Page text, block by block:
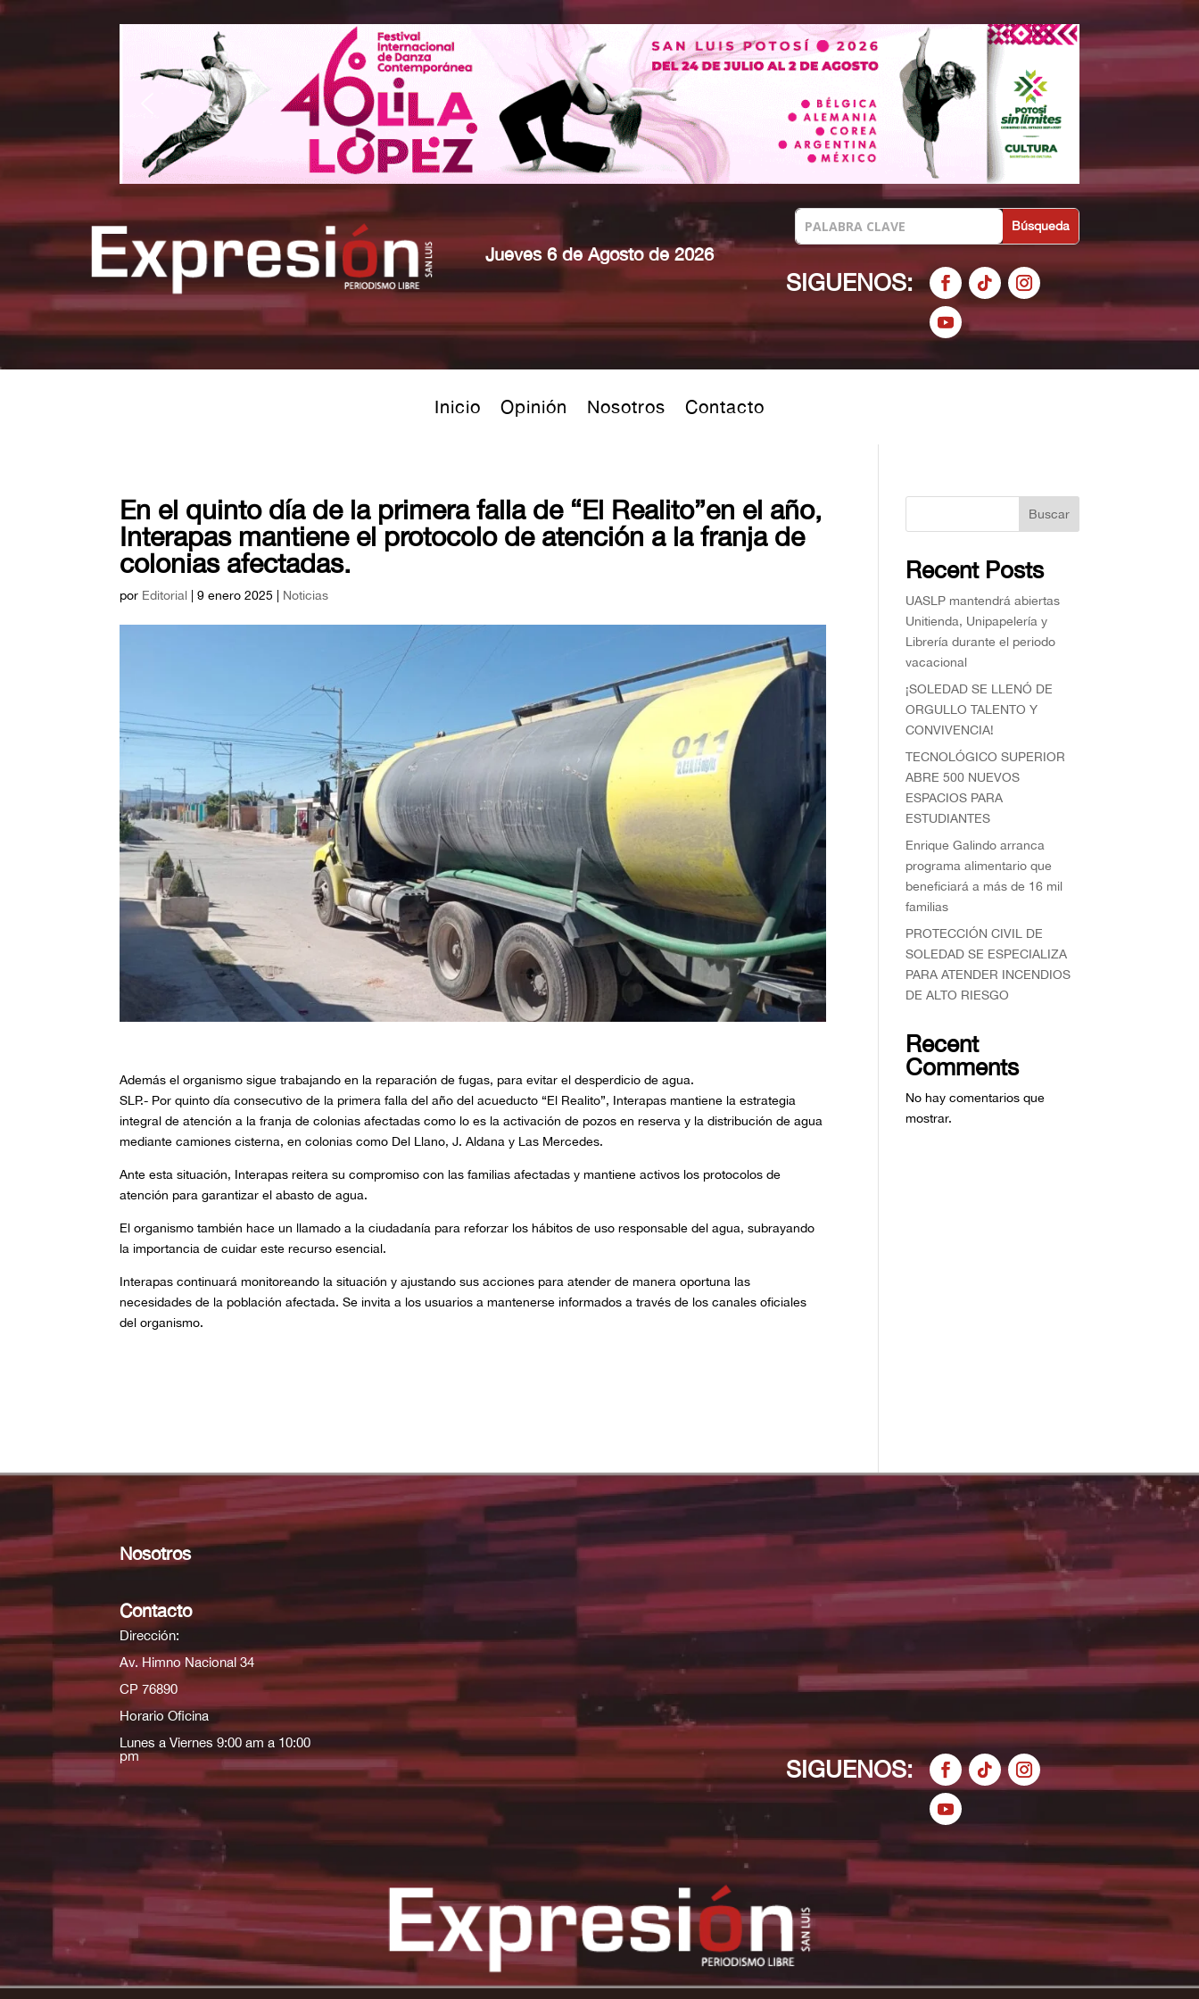
Jueves 6 de Agosto de 2026
SIGUENOS:
Inicio Opinión Nosotros Contacto
En el quinto día de la primera falla de “El Realito”en el año,
Interapas mantiene el protocolo de atención a la franja de
colonias afectadas.
por Editorial |9 enero 2025 Noticias
Además el organismo sigue trabajando en la reparación de fugas, para evitar el desperdicio de agua.
SLP.- Por quinto día consecutivo de la primera falla del año del acueducto “El Realito”, Interapas mantiene la estrategia
integral de atención a la franja de colonias afectadas como lo es la activación de pozos en reserva y la distribución de agua
mediante camiones cisterna, en colonias como Del Llano, J. Aldana y Las Mercedes.
Ante esta situación, Interapas reitera su compromiso con las familias afectadas y mantiene activos los protocolos de
atención para garantizar el abasto de agua.
El organismo también hace un llamado a la ciudadanía para reforzar los hábitos de uso responsable del agua, subrayando
la importancia de cuidar este recurso esencial.
Interapas continuará monitoreando la situación y ajustando sus acciones para atender de manera oportuna las
necesidades de la población afectada. Se invita a los usuarios a mantenerse informados a través de los canales oficiales
del organismo.
Buscar
Recent Posts
UASLP mantendrá abiertas
Unitienda, Unipapelería y
Librería durante el periodo
vacacional
¡SOLEDAD SE LLENÓ DE
ORGULLO TALENTO Y
CONVIVENCIA!
TECNOLÓGICO SUPERIOR
ABRE 500 NUEVOS
ESPACIOS PARA
ESTUDIANTES
Enrique Galindo arranca
programa alimentario que
beneficiará a más de 16 mil
familias
PROTECCIÓN CIVIL DE
SOLEDAD SE ESPECIALIZA
PARA ATENDER INCENDIOS
DE ALTO RIESGO
Recent
Comments
No hay comentarios que
mostrar.
Nosotros
Contacto
Dirección:
Av. Himno Nacional 34
CP 76890
Horario Oficina
Lunes a Viernes 9:00 am a 10:00
pm
SIGUENOS: